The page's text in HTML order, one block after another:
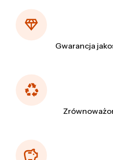
Gwarancja